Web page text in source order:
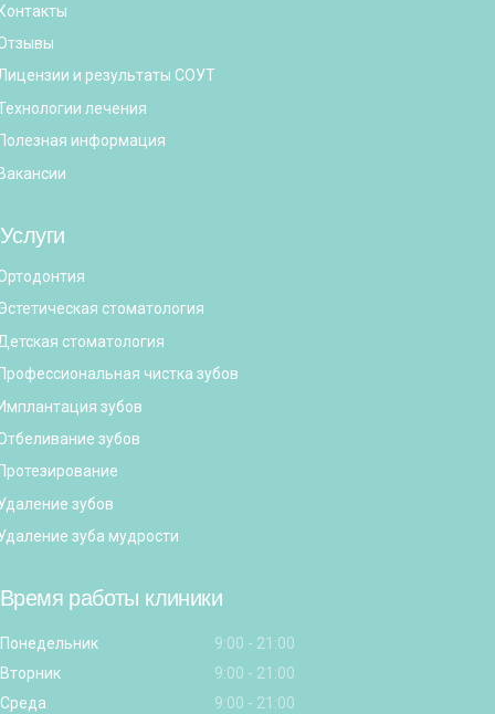
и результаты СОУТ
лечения
информация
Услуги
стоматология
стоматология
чистка зубов
зубов
зубов
зубов
зуба мудрости
Время работы клиники
Понедельник
9:00 - 21:00
Вторник
9:00 - 21:00
Среда
9:00 - 21:00